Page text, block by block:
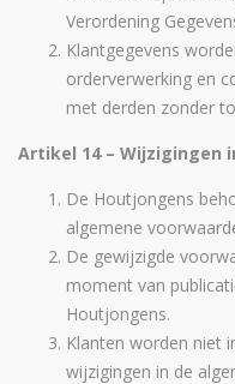
Verordening
Klantgegevens
orderverwerking en
met derden zonder
Artikel 14 – Wijzigingen
De Houtjongens
algemene
De gewijzigde
moment van
Houtjongens.
Klanten worden niet
wijzigingen in de